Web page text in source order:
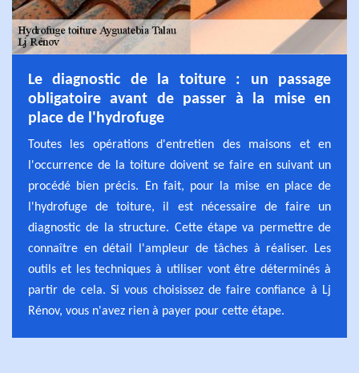
Le diagnostic de la toiture : un passage
obligatoire avant de passer à la mise en
place de l'hydrofuge
Toutes les opérations d'entretien des maisons et en
l'occurrence de la toiture doivent se faire en suivant un
procédé bien précis. En fait, pour la mise en place de
l'hydrofuge de toiture, il est nécessaire de faire un
diagnostic de la structure. Cette étape va permettre de
connaître en détail l'ampleur de tâches à réaliser. Les
outils et les techniques à utiliser vont être déterminés à
partir de cela. Si vous choisissez de faire confiance à Lj
Rénov, vous n'avez rien à payer pour cette étape.